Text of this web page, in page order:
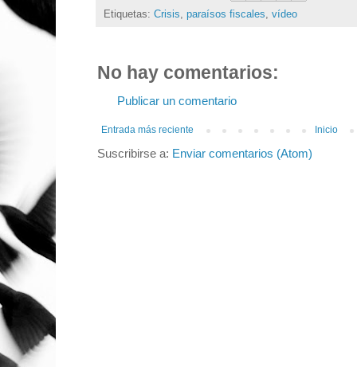
Etiquetas: Crisis paraísos fiscales vídeo
No hay comentarios:
Publicar un comentario
Entrada más reciente Inicio
Suscribirse a: Enviar comentarios (Atom)